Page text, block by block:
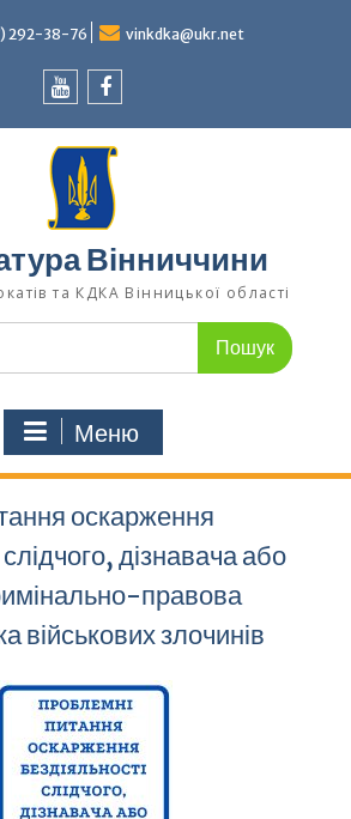
292-38-76 vinkdka@ukr.net
Вінниччини
та КДКА Вінницької області
Меню
оскарження
дізнавача або
правова
військових злочинів